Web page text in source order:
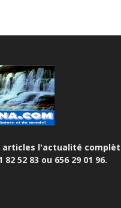
l'actualité
52 83 ou 656 29 01 96.